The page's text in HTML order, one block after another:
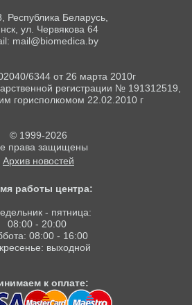
Республика Беларусь,
ул. Червякова 64
mail@biomedica.by
6344 от 26 марта 2010г
регистрации № 191312519,
горисполкомом 22.02.2010 г
© 1999-2026
права защищены
Архив новостей
работы центра:
- пятница:
08:00 - 20:00
08:00 - 16:00
выходной
к оплате: